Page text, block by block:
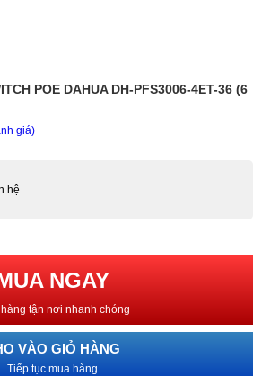
POE DAHUA DH-PFS3006-4ET-36 (6
giá)
hệ
NGAY
tận nơi nhanh chóng
VÀO GIỎ HÀNG
Tiếp tục mua hàng